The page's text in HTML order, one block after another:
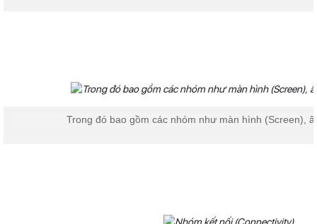
Trong đó bao gồm các nhóm như màn hình (Screen),